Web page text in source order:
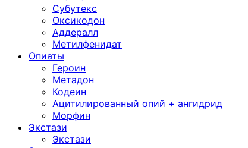
Субутекс
Оксикодон
Аддералл
Метилфенидат
Опиаты
Героин
Метадон
Кодеин
Ацитилированный опий + ангидрид
Морфин
Экстази
Экстази